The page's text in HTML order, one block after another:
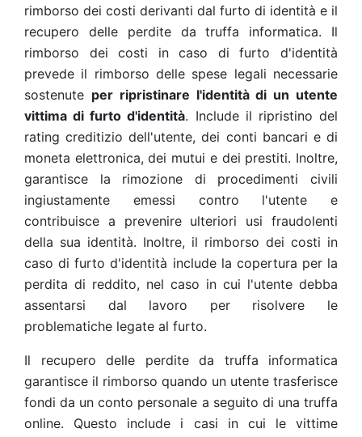
rimborso dei costi derivanti dal furto di identità e il
recupero delle perdite da truffa informatica. Il
rimborso dei costi in caso di furto d'identità
prevede il rimborso delle spese legali necessarie
sostenute per ripristinare l'identità di un utente
vittima di furto d'identità. Include il ripristino del
rating creditizio dell'utente, dei conti bancari e di
moneta elettronica, dei mutui e dei prestiti. Inoltre,
garantisce la rimozione di procedimenti civili
ingiustamente emessi contro l'utente e
contribuisce a prevenire ulteriori usi fraudolenti
della sua identità. Inoltre, il rimborso dei costi in
caso di furto d'identità include la copertura per la
perdita di reddito, nel caso in cui l'utente debba
assentarsi dal lavoro per risolvere le
problematiche legate al furto.
Il recupero delle perdite da truffa informatica
garantisce il rimborso quando un utente trasferisce
fondi da un conto personale a seguito di una truffa
online. Questo include i casi in cui le vittime